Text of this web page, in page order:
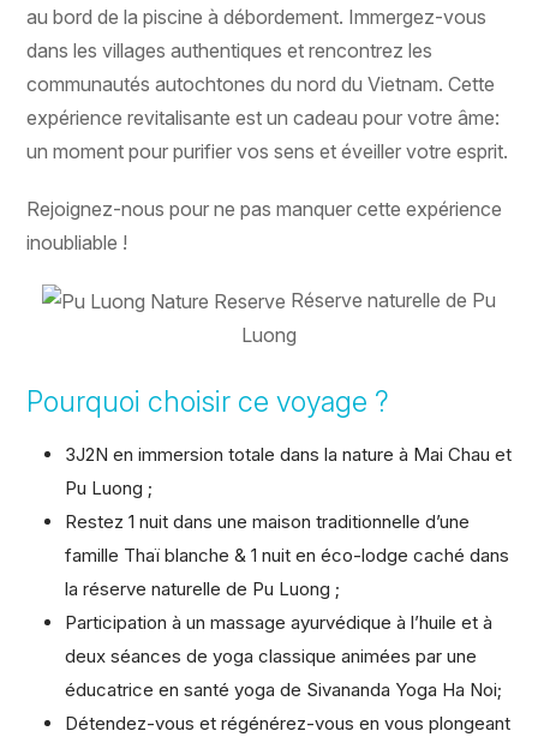
au bord de la piscine à débordement. Immergez-vous
dans les villages authentiques et rencontrez les
communautés autochtones du nord du Vietnam. Cette
expérience revitalisante est un cadeau pour votre âme:
un moment pour purifier vos sens et éveiller votre esprit.
Rejoignez-nous pour ne pas manquer cette expérience
inoubliable !
Réserve naturelle de Pu
Luong
Pourquoi choisir ce voyage ?
3J2N en immersion totale dans la nature à Mai Chau et
Pu Luong ;
Restez 1 nuit dans une maison traditionnelle d’une
famille Thaï blanche & 1 nuit en éco-lodge caché dans
la réserve naturelle de Pu Luong ;
Participation à un massage ayurvédique à l’huile et à
deux séances de yoga classique animées par une
éducatrice en santé yoga de Sivananda Yoga Ha Noi;
Détendez-vous et régénérez-vous en vous plongeant